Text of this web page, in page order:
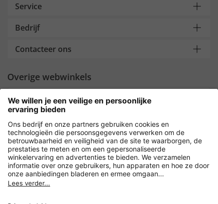
Service
Bedrijf
Contacteer ons
Overige webwinkels
Nederland
Payment and Delivery
Versleuteling met